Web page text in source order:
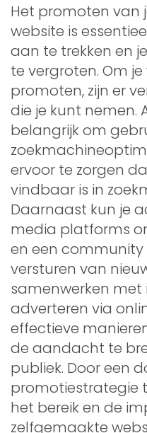
Het promoten van
website is
aan te trekken en
te vergroten. Om
promoten, zijn er
die je kunt nemen.
belangrijk om
ervoor te zorgen
vindbaar is in
Daarnaast kun je
media platforms
en een community
versturen van
samenwerken met
adverteren via
effectieve
de aandacht te
publiek. Door een
promotiestrategie
het bereik en de
zelfgemaakte